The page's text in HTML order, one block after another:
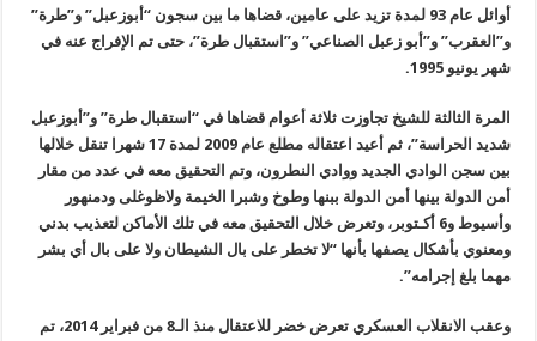
أوائل عام 93 لمدة تزيد على عامين، قضاها ما بين سجون “أبوزعبل” و”طرة”
و”العقرب”و”أبو زعبل الصناعي” و”استقبال طرة”، حتى تم الإفراج عنه في
شهر يونيو1995.
المرة الثالثة للشيخ تجاوزت ثلاثة أعوام قضاها في “استقبال طرة” و”أبوزعبل
شديد الحراسة”، ثم أعيد اعتقاله مطلع عام 2009 لمدة 17 شهرا تنقل خلالها
بين سجن الوادي الجديد ووادي النطرون، وتم التحقيق معه في عدد من مقار
أمن الدولة بينها أمن الدولة ببنها وطوخ وشبرا الخيمة ولاظوغلى ودمنهور
وأسيوط و6 أكـتوبر، وتعرض خلال التحقيق معه في تلك الأماكن لتعذيب بدني
ومعنوي بأشكال يصفها بأنها “لا تخطر على بال الشيطان ولا على بال أي بشر
مهما بلغ إجرامه”.
وعقب الانقلاب العسكري تعرض خضر للاعتقال منذ الـ8 من فبراير 2014، تم